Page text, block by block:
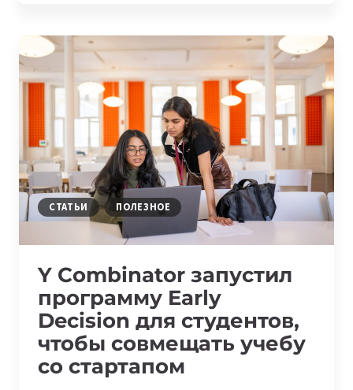
НА
РАЗВИТИЕ
СТАРТАПА
PATIENTDESK
AI
СТАТЬИ ПОЛЕЗНОЕ
Y Combinator запустил
программу Early
Decision для студентов,
чтобы совмещать учебу
со стартапом